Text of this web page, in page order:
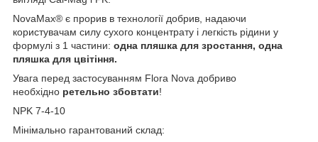
NovaMax® є прорив в технології добрив, надаючи
користувачам силу сухого концентрату і легкість рідини у
формулі з 1 частини: одна пляшка для зростання, одна
пляшка для цвітіння.
Увага перед застосуванням Flora Nova добриво
необхідно ретельно збовтати!
NPK 7-4-10
Мінімально гарантований склад: